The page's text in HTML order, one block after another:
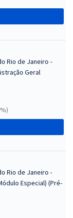
Rio de Janeiro -
Geral
Rio de Janeiro -
Especial) (Pré-